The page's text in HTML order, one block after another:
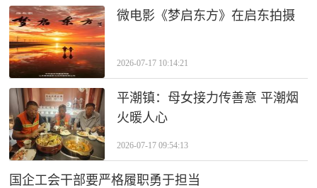
​微电影《梦启东方》在启东拍摄
2026-07-17 10:14:21
平潮镇：母女接力传善意 平潮烟
火暖人心
2026-07-17 09:54:13
国企工会干部要严格履职勇于担当